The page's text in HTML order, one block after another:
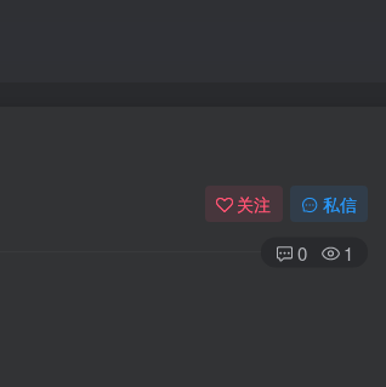
关注 私信
0 1